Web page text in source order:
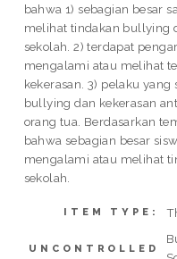
bahwa 1) sebagian besar
melihat tindakan bullying
sekolah. 2) terdapat
mengalami atau melihat
kekerasan. 3) pelaku
bullying dan kekerasan
orang tua. Berdasarkan
bahwa sebagian besar
mengalami atau melihat
sekolah.
ITEM TYPE:
UNCONTROLLED